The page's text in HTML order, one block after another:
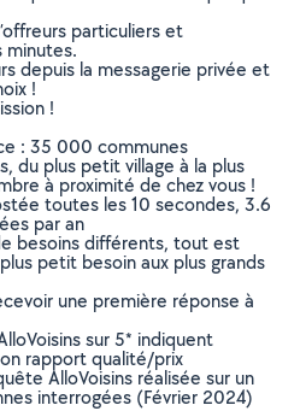
particuliers et
minutes.
depuis la messagerie privée et
!
!
: 35 000 communes
du plus petit village à la plus
à proximité de chez vous !
toutes les 10 secondes, 3.6
par an
besoins différents, tout est
petit besoin aux plus grands
une première réponse à
sur 5* indiquent
rapport qualité/prix
AlloVoisins réalisée sur un
interrogées (Février 2024)